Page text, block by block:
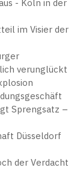
- Köln in der
im Visier der
verunglückt
Sprengsatz –
Düsseldorf
der Verdacht